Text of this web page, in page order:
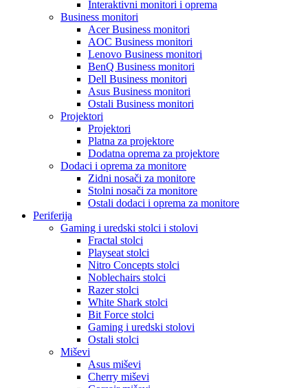
Interaktivni monitori i oprema
Business monitori
Acer Business monitori
AOC Business monitori
Lenovo Business monitori
BenQ Business monitori
Dell Business monitori
Asus Business monitori
Ostali Business monitori
Projektori
Projektori
Platna za projektore
Dodatna oprema za projektore
Dodaci i oprema za monitore
Zidni nosači za monitore
Stolni nosači za monitore
Ostali dodaci i oprema za monitore
Periferija
Gaming i uredski stolci i stolovi
Fractal stolci
Playseat stolci
Nitro Concepts stolci
Noblechairs stolci
Razer stolci
White Shark stolci
Bit Force stolci
Gaming i uredski stolovi
Ostali stolci
Miševi
Asus miševi
Cherry miševi